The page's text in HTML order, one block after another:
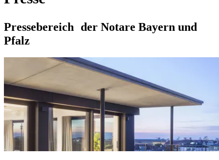
Pressebereich der Notare Bayern und
Pfalz